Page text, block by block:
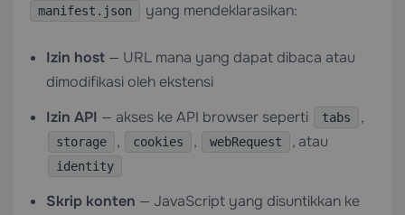
manifest.json yang mendeklarasikan:
Izin host — URL mana yang dapat dibaca atau
dimodifikasi oleh ekstensi
Izin API — akses ke API browser seperti tabs ,
storage , cookies , webRequest , atau
identity
Skrip konten — JavaScript yang disuntikkan ke